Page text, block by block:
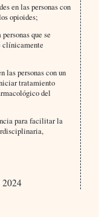
en las personas con
opioides;
que se
clínicamente
las personas con un
tratamiento
del
para facilitar la
2024